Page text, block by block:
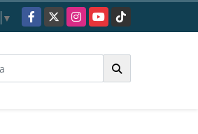
▼ Facebook
X InstagramYouTubeTikTok